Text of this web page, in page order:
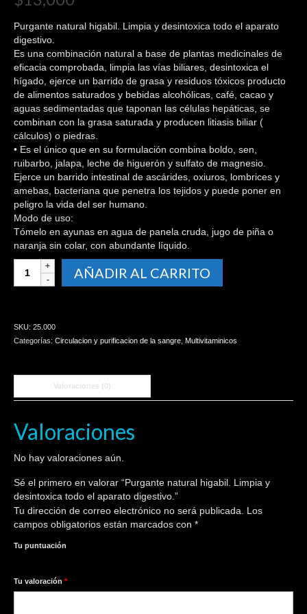
Purgante natural higabil. Limpia y desintoxica todo el aparato
digestivo.
Es una combinación natural a base de plantas medicinales de
eficacia comprobada, limpia las vías biliares, desintoxica el
hígado, ejerce un barrido de grasa y residuos tóxicos producto
de alimentos saturados y bebidas alcohólicas, café, cacao y
aguas sedimentadas que taponan las células hepáticas, se
combinan con la grasa saturada y producen litiasis biliar (
cálculos) o piedras.
• Es el único que en su formulación combina boldo, sen,
ruibarbo, jalapa, leche de higuerón y sulfato de magnesio.
Ejerce un barrido intestinal de ascárides, oxiuros, lombrices y
amebas, bacteriana que penetra los tejidos y puede poner en
peligro la vida del ser humano.
Modo de uso:
Tómelo en ayunas en agua de panela cruda, jugo de piña o
naranja sin colar, con abundante líquido.
Purgante
natural
todo
aparato
digestivo.
cantidad
AÑADIR AL CARRITO
SKU: 25.000
Categorías: Circulacion y purificacion de la sangre Multivitaminicos
Valoraciones (0)
Valoraciones
No hay valoraciones aún.
Sé el primero en valorar “Purgante natural higabil. Limpia y
desintoxica todo el aparato digestivo.”
Tu dirección de correo electrónico no será publicada.
Los
campos obligatorios están marcados con *
Tu puntuación
Tu valoración *